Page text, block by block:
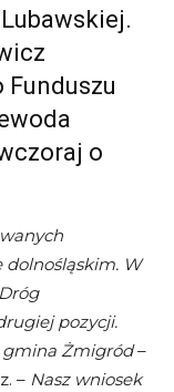
o
dolnośląskim. W
pozycji.
gmina Żmigród–
– Nasz wniosek